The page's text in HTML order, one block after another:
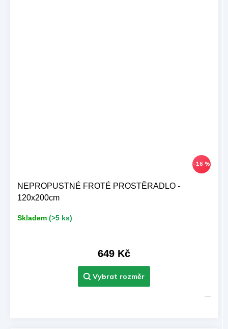
–16 %
NEPROPUSTNÉ FROTÉ PROSTĚRADLO -
120x200cm
Skladem (>5 ks)
649 Kč